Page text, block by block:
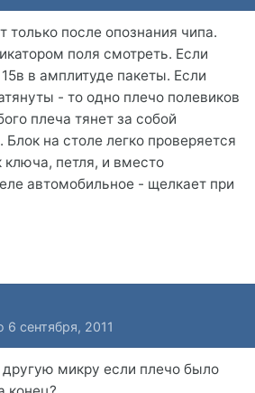
только после опознания чипа.
поля смотреть. Если
в амплитуде пакеты. Если
- то одно плечо полевиков
плеча тянет за собой
на столе легко проверяется
ключа, петля, и вместо
автомобильное - щелкает при
6 сентября, 2011
другую микру если плечо было